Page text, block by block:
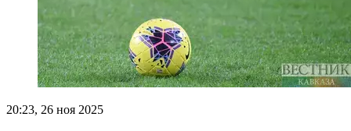
20:23, 26 ноя 2025